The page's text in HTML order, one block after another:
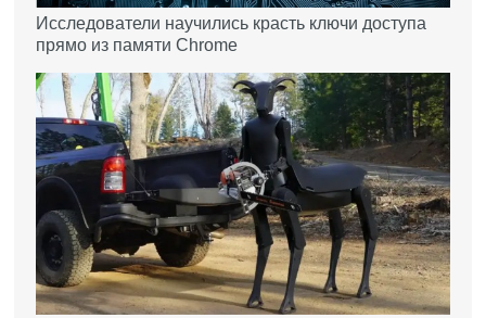
Исследователи научились красть ключи доступа
прямо из памяти Chrome